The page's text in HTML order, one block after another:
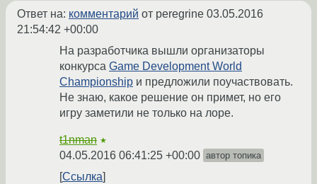
Ответ на: комментарий от peregrine 03.05.2016
21:54:42 +00:00
На разработчика вышли организаторы
конкурса Game Development World
Championship и предложили поучаствовать.
Не знаю, какое решение он примет, но его
игру заметили не только на лоре.
t1nman ★
04.05.2016 06:41:25 +00:00 автор топика
Ссылка